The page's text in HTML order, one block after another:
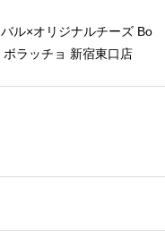
ル×オリジナルチーズ Bo
ボラッチョ 新宿東口店